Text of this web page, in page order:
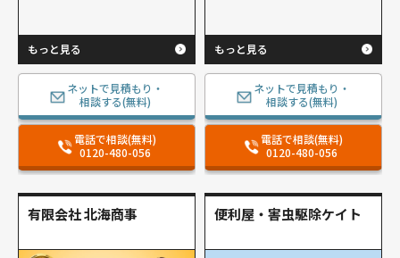
もっと見る
ネットで見積もり・
相談する(無料)
電話で相談(無料)
0120-480-056
もっと見る
ネットで見積もり・
相談する(無料)
電話で相談(無料)
0120-480-056
有限会社 北海商事 便利屋・害虫駆除ケイト